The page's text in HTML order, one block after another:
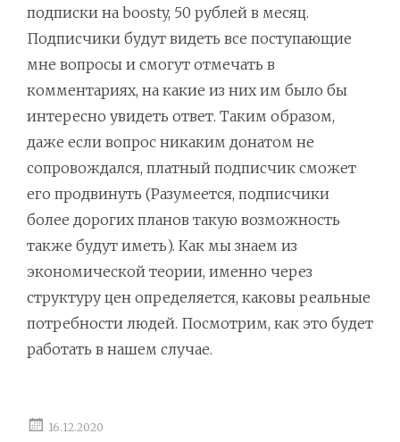
подписки на boosty, 50 рублей в месяц.
Подписчики будут видеть все поступающие
мне вопросы и смогут отмечать в
комментариях, на какие из них им было бы
интересно увидеть ответ. Таким образом,
даже если вопрос никаким донатом не
сопровождался, платный подписчик сможет
его продвинуть (Разумеется, подписчики
более дорогих планов такую возможность
также будут иметь). Как мы знаем из
экономической теории, именно через
структуру цен определяется, каковы реальные
потребности людей. Посмотрим, как это будет
работать в нашем случае.
16.12.2020